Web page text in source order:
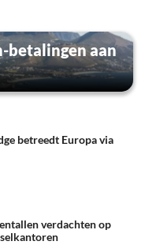
betalingen aan
betreedt Europa via
verdachten op